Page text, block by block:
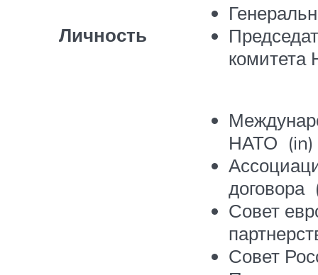
Личность
комитета
НАТО (in)
договора
Совет
Совет